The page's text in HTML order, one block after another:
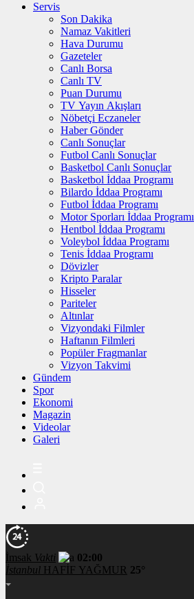
Servis
Son Dakika
Namaz Vakitleri
Hava Durumu
Gazeteler
Canlı Borsa
Canlı TV
Puan Durumu
TV Yayın Akışları
Nöbetçi Eczaneler
Haber Gönder
Canlı Sonuçlar
Futbol Canlı Sonuçlar
Basketbol Canlı Sonuçlar
Basketbol İddaa Programı
Bilardo İddaa Programı
Futbol İddaa Programı
Motor Sporları İddaa Programı
Hentbol İddaa Programı
Voleybol İddaa Programı
Tenis İddaa Programı
Dövizler
Kripto Paralar
Hisseler
Pariteler
Altınlar
Vizyondaki Filmler
Haftanın Filmleri
Popüler Fragmanlar
Vizyon Takvimi
Gündem
Spor
Ekonomi
Magazin
Videolar
Galeri
İmsak Vakti
02:00
İstanbul HAFİF YAĞMUR 25°